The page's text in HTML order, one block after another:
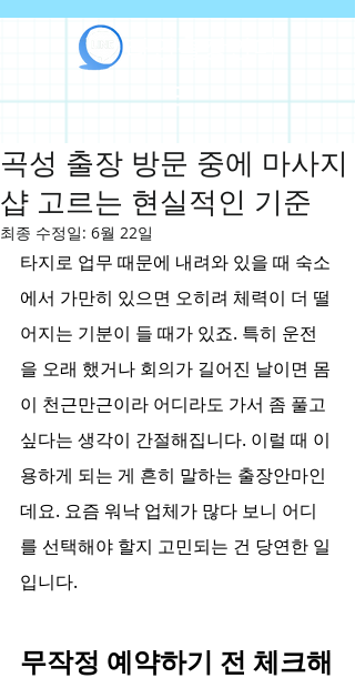
곡성 출장 방문 중에 마사지
샵 고르는 현실적인 기준
최종 수정일: 6월 22일
타지로 업무 때문에 내려와 있을 때 숙소
에서 가만히 있으면 오히려 체력이 더 떨
어지는 기분이 들 때가 있죠. 특히 운전
을 오래 했거나 회의가 길어진 날이면 몸
이 천근만근이라 어디라도 가서 좀 풀고
싶다는 생각이 간절해집니다. 이럴 때 이
용하게 되는 게 흔히 말하는 출장안마인
데요. 요즘 워낙 업체가 많다 보니 어디
를 선택해야 할지 고민되는 건 당연한 일
입니다.
무작정 예약하기 전 체크해